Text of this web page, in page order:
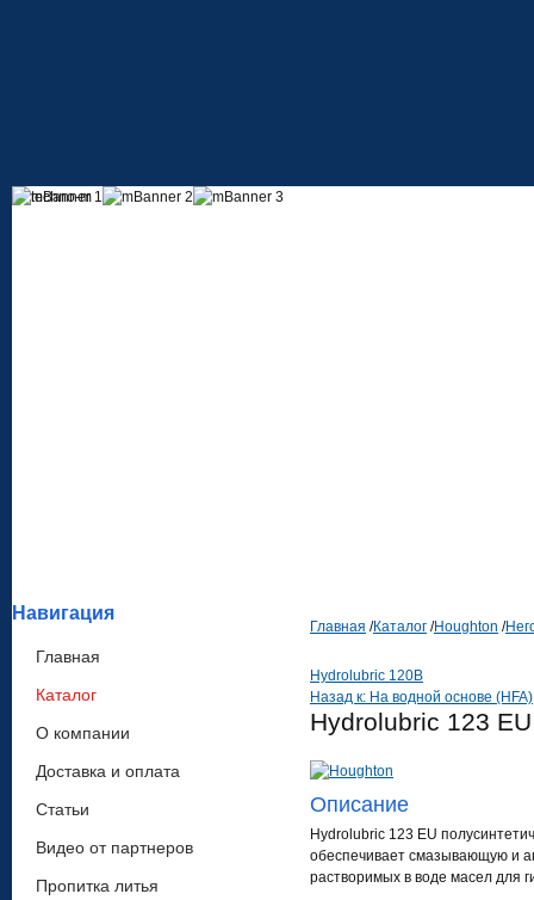
Навигация
Главная
Каталог
О компании
Доставка и оплата
Статьи
Видео от партнеров
Пропитка литья
Главная /Каталог /Houghton /
Hydrolubric 120B
Назад к: На водной основе (HFA)
Hydrolubric 123 EU
Описание
Hydrolubric 123 EU
обеспечивает смазывающую и
растворимых в воде масел для